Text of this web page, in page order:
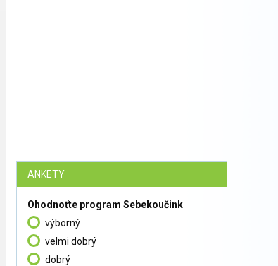
ANKETY
Ohodnoťte program Sebekoučink
výborný
velmi dobrý
dobrý